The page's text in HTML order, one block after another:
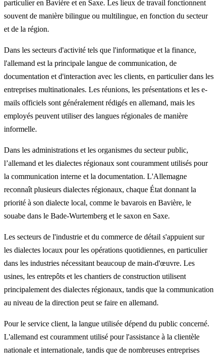
particulier en Bavière et en Saxe. Les lieux de travail fonctionnent
souvent de manière bilingue ou multilingue, en fonction du secteur
et de la région.
Dans les secteurs d'activité tels que l'informatique et la finance,
l'allemand est la principale langue de communication, de
documentation et d'interaction avec les clients, en particulier dans les
entreprises multinationales. Les réunions, les présentations et les e-
mails officiels sont généralement rédigés en allemand, mais les
employés peuvent utiliser des langues régionales de manière
informelle.
Dans les administrations et les organismes du secteur public,
l’allemand et les dialectes régionaux sont couramment utilisés pour
la communication interne et la documentation. L'Allemagne
reconnaît plusieurs dialectes régionaux, chaque État donnant la
priorité à son dialecte local, comme le bavarois en Bavière, le
souabe dans le Bade-Wurtemberg et le saxon en Saxe.
Les secteurs de l'industrie et du commerce de détail s'appuient sur
les dialectes locaux pour les opérations quotidiennes, en particulier
dans les industries nécessitant beaucoup de main-d'œuvre. Les
usines, les entrepôts et les chantiers de construction utilisent
principalement des dialectes régionaux, tandis que la communication
au niveau de la direction peut se faire en allemand.
Pour le service client, la langue utilisée dépend du public concerné.
L'allemand est couramment utilisé pour l'assistance à la clientèle
nationale et internationale, tandis que de nombreuses entreprises